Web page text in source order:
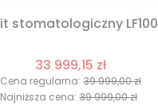
stomatologiczny LF100
33 999,15 zł
Cena regularna: 39 999,00 zł
Najniższa cena: 39 999,00 zł